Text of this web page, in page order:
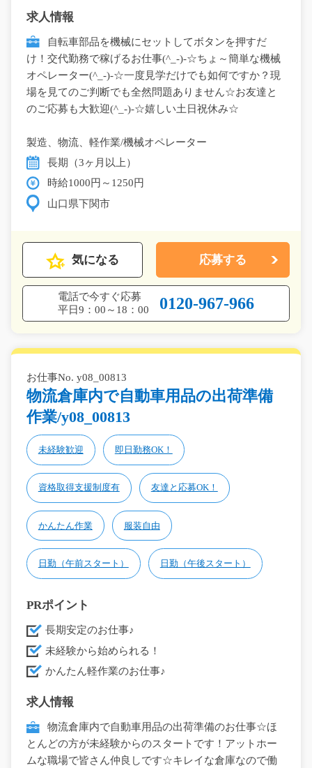
求人情報
自転車部品を機械にセットしてボタンを押すだ
け！交代勤務で稼げるお仕事(^_-)-☆ちょ～簡単な機械
オペレーター(^_-)-☆一度見学だけでも如何ですか？現
場を見てのご判断でも全然問題ありません☆お友達と
のご応募も大歓迎(^_-)-☆嬉しい土日祝休み☆
製造、物流、軽作業/機械オペレーター
長期（3ヶ月以上）
時給1000円～1250円
山口県下関市
気になる 応募する
電話で今すぐ応募
平日9：00～18：00
0120-967-966
お仕事No. y08_00813
物流倉庫内で自動車用品の出荷準備
作業/y08_00813
未経験歓迎 即日勤務OK！
資格取得支援制度有 友達と応募OK！
かんたん作業 服装自由
日勤（午前スタート） 日勤（午後スタート）
PRポイント
長期安定のお仕事♪
未経験から始められる！
かんたん軽作業のお仕事♪
求人情報
物流倉庫内で自動車用品の出荷準備のお仕事☆ほ
とんどの方が未経験からのスタートです！アットホー
ムな職場で皆さん仲良しです☆キレイな倉庫なので働